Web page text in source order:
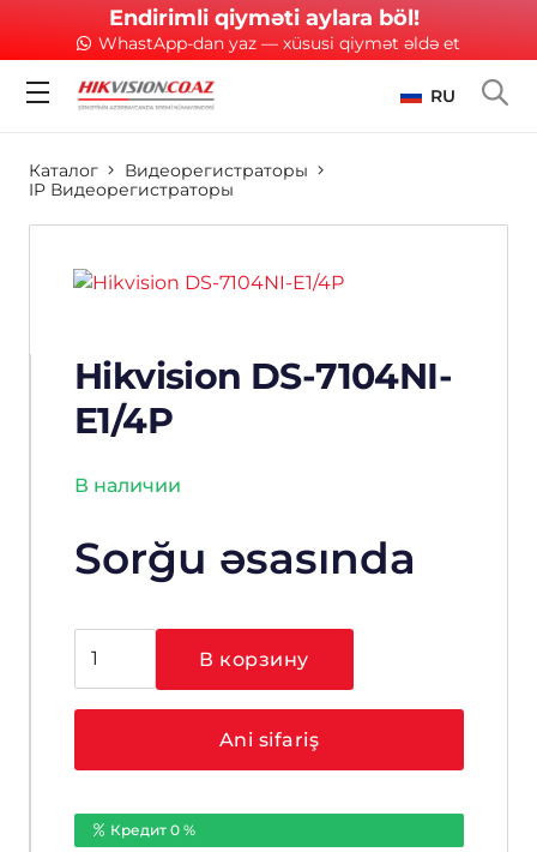
Endirimli qiyməti aylara böl!
WhastApp-dan yaz — xüsusi qiymət əldə et
RU
Каталог
Видеорегистраторы
IP Видеорегистраторы
Hikvision DS-7104NI-
E1/4P
В наличии
Sorğu əsasında
товара
В корзину
Ani sifariş
Кредит 0 %